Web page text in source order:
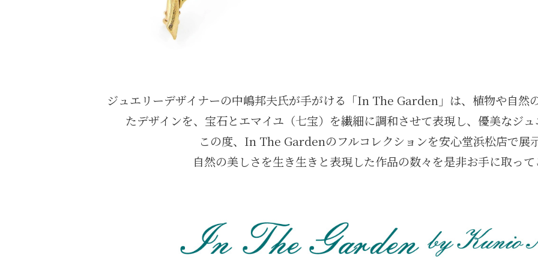
ジュエリーデザイナーの中嶋邦夫氏が手がける「In The Garden」は、植物や自然
たデザインを、宝石とエマイユ（七宝）を繊細に調和させて表現し、優美なジ
この度、In The Gardenのフルコレクションを安心堂浜松店で展
自然の美しさを生き生きと表現した作品の数々を是非お手に取っ